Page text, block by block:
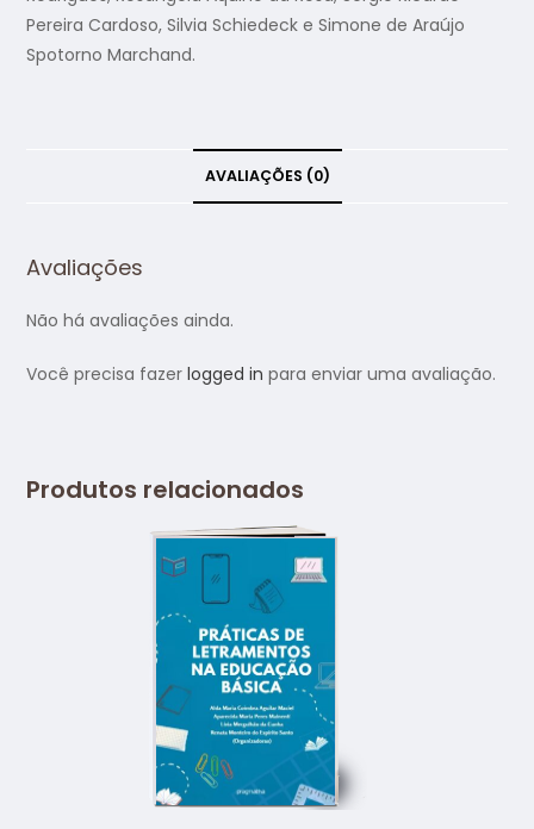
Pereira Cardoso, Silvia Schiedeck e Simone de Araújo
Spotorno Marchand.
AVALIAÇÕES (0)
Avaliações
Não há avaliações ainda.
Você precisa fazerlogged in para enviar uma avaliação.
Produtos relacionados